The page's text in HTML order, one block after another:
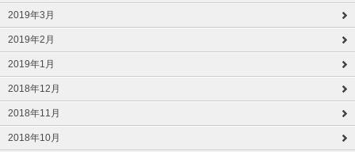
2019年3月
2019年2月
2019年1月
2018年12月
2018年11月
2018年10月